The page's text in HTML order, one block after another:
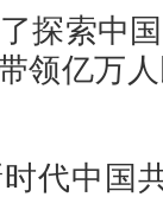
探索中
领亿万
代中国